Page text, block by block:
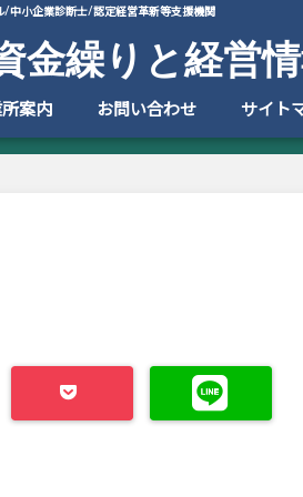
/中小企業診断士/認定経営革新等支援機関
金繰りと経営
案内 お問い合わせ サイト